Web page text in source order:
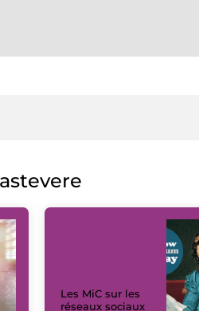
Les MiC sur les
réseaux sociaux